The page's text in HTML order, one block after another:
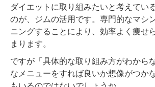
ダイエットに取り組みたいと考えてい
のが、ジムの活用です。専門的なマシ
ニングすることにより、効率よく痩せ
まります。
ですが「具体的な取り組み方がわから
なメニューをすれば良いか想像がつか